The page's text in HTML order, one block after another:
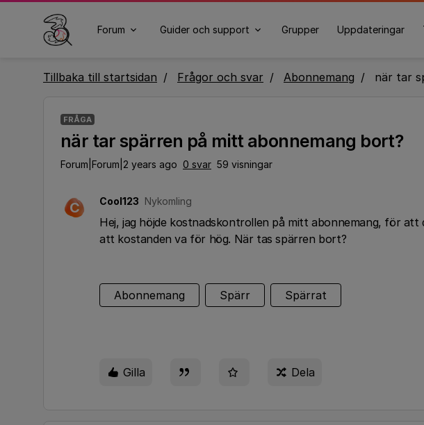
Forum Guider och support Grupper Uppdateringar
Tillbaka till startsidan Frågor och svar Abonnemang när tar
FRÅGA
när tar spärren på mitt abonnemang bort?
Forum|Forum|2 years ago 0 svar 59 visningar
C Cool123 Nykomling
Hej, jag höjde kostnadskontrollen på mitt abonnemang, för
att kostanden va för hög. När tas spärren bort?
Abonnemang Spärr Spärrat
Gilla Dela